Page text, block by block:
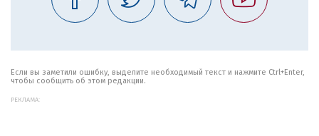
Если вы заметили ошибку, выделите необходимый текст и нажмите Ctrl+Enter,
чтобы сообщить об этом редакции.
РЕКЛАМА: